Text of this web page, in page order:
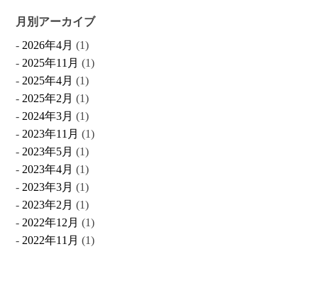
月別アーカイブ
2026年4月 (1)
2025年11月 (1)
2025年4月 (1)
2025年2月 (1)
2024年3月 (1)
2023年11月 (1)
2023年5月 (1)
2023年4月 (1)
2023年3月 (1)
2023年2月 (1)
2022年12月 (1)
2022年11月 (1)